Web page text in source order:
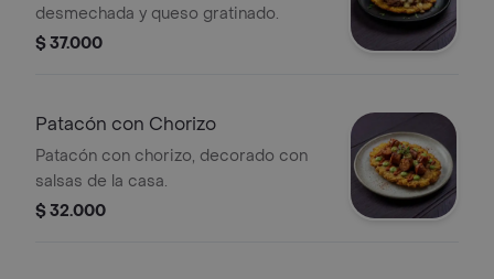
desmechada y queso gratinado.
$ 37.000
Patacón con Chorizo
Patacón con chorizo, decorado con
salsas de la casa.
$ 32.000